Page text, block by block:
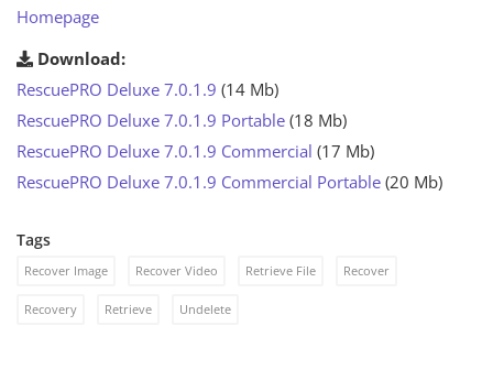
Homepage
Download:
RescuePRO Deluxe 7.0.1.9 (14 Mb)
RescuePRO Deluxe 7.0.1.9 Portable (18 Mb)
RescuePRO Deluxe 7.0.1.9 Commercial (17 Mb)
RescuePRO Deluxe 7.0.1.9 Commercial Portable (20 Mb)
Tags
Recover Image Recover Video Retrieve File Recover
Recovery Retrieve Undelete